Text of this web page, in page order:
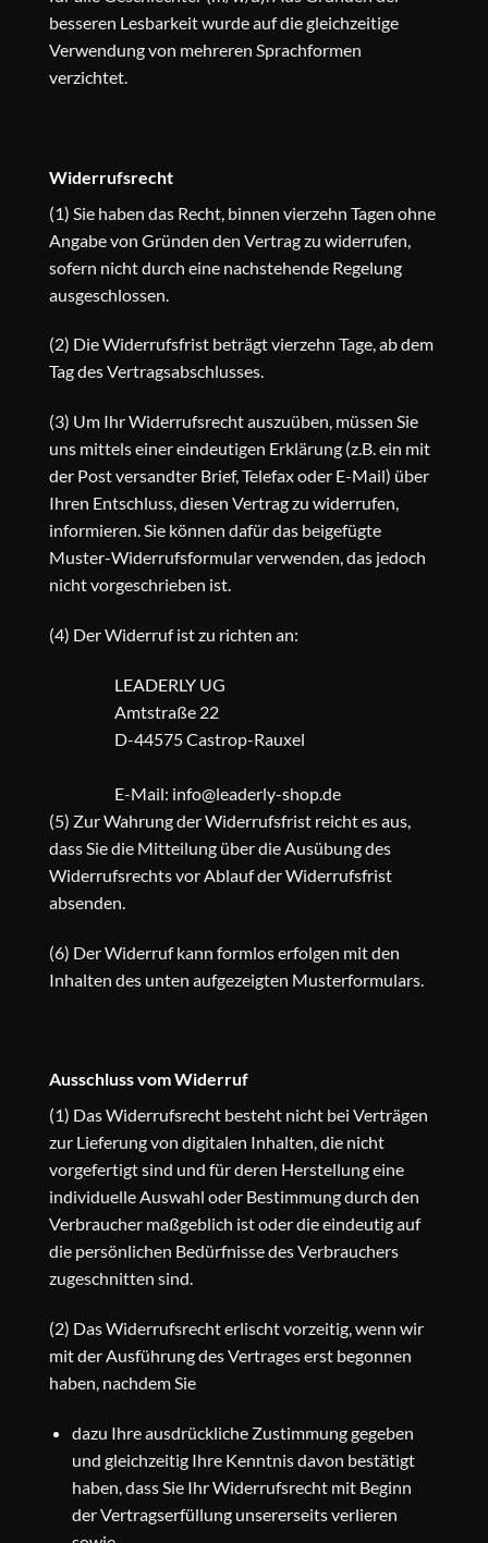
besseren Lesbarkeit wurde auf die gleichzeitige
Verwendung von mehreren Sprachformen
verzichtet.
Widerrufsrecht
(1) Sie haben das Recht, binnen vierzehn Tagen ohne
Angabe von Gründen den Vertrag zu widerrufen,
sofern nicht durch eine nachstehende Regelung
ausgeschlossen.
(2) Die Widerrufsfrist beträgt vierzehn Tage, ab dem
Tag des Vertragsabschlusses.
(3) Um Ihr Widerrufsrecht auszuüben, müssen Sie
uns mittels einer eindeutigen Erklärung (z.B. ein mit
der Post versandter Brief, Telefax oder E-Mail) über
Ihren Entschluss, diesen Vertrag zu widerrufen,
informieren. Sie können dafür das beigefügte
Muster-Widerrufsformular verwenden, das jedoch
nicht vorgeschrieben ist.
(4) Der Widerruf ist zu richten an:
LEADERLY UG
Amtstraße 22
D-44575 Castrop-Rauxel
E-Mail: info@leaderly-shop.de
(5) Zur Wahrung der Widerrufsfrist reicht es aus,
dass Sie die Mitteilung über die Ausübung des
Widerrufsrechts vor Ablauf der Widerrufsfrist
absenden.
(6) Der Widerruf kann formlos erfolgen mit den
Inhalten des unten aufgezeigten Musterformulars.
Ausschluss vom Widerruf
(1) Das Widerrufsrecht besteht nicht bei Verträgen
zur Lieferung von digitalen Inhalten, die nicht
vorgefertigt sind und für deren Herstellung eine
individuelle Auswahl oder Bestimmung durch den
Verbraucher maßgeblich ist oder die eindeutig auf
die persönlichen Bedürfnisse des Verbrauchers
zugeschnitten sind.
(2) Das Widerrufsrecht erlischt vorzeitig, wenn wir
mit der Ausführung des Vertrages erst begonnen
haben, nachdem Sie
dazu Ihre ausdrückliche Zustimmung gegeben
und gleichzeitig Ihre Kenntnis davon bestätigt
haben, dass Sie Ihr Widerrufsrecht mit Beginn
der Vertragserfüllung unsererseits verlieren